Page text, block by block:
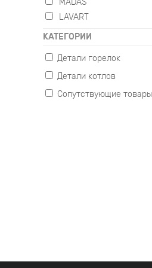
MADAS
LAVART
КАТЕГОРИИ
Детали горелок
Газовые
Жидкотопливные
Детали котлов
Настенные
Сопутствующие товары